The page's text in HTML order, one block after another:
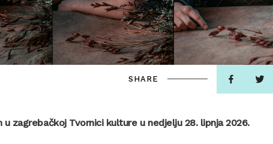
SHARE
zagrebačkoj Tvornici kulture u nedjelju 28. lipnja 2026.